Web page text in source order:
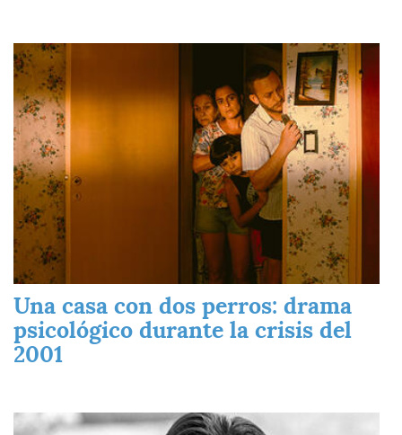
Imagen
Una casa con dos perros: drama
psicológico durante la crisis del
2001
Imagen